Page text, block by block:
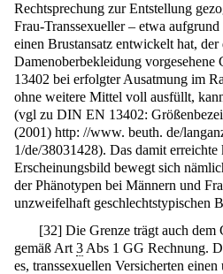
Rechtsprechung zur Entstellung
Frau-Transsexueller – etwa
einen Brustansatz entwickelt hat,
Damenoberbekleidung
13402 bei erfolgter Ausatmung im
ohne weitere Mittel voll ausfüllt,
(vgl zu DIN EN 13402:
(2001) http: //www. beuth. de/
1/de/38031428). Das damit erreichte
Erscheinungsbild bewegt sich
der Phänotypen bei Männern und
unzweifelhaft geschlechtstypischen
[32] Die Grenze trägt auch dem
gemäß Art 3 Abs 1 GG Rechnung.
es, transsexuellen Versicherten einen